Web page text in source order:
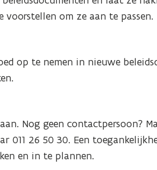
om ze aan te passen.
op te nemen in nieuwe
Nog geen contactpersoon?
011 26 50 30. Een
en in te plannen.